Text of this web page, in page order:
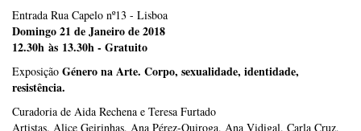
Entrada Rua Capelo nº13 - Lisboa
Domingo 21 de Janeiro de 2018
12.30h às 13.30h - Gratuito
Exposição Género na Arte. Corpo, sexualidade, identidade,
resistência.
Curadoria de Aida Rechena e Teresa Furtado
Artistas. Alice Geirinhas, Ana Pérez-Quiroga, Ana Vidigal, Carla Cruz,